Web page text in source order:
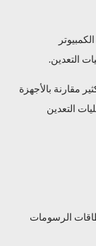
التعدين.
مقارنة بالأجهزة
التعدين
الرسومات